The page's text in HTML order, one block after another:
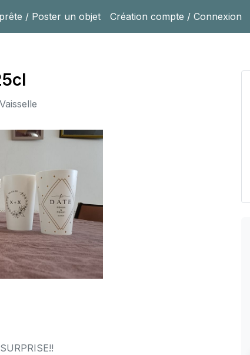
/ Poster un objet Création compte / Connexion